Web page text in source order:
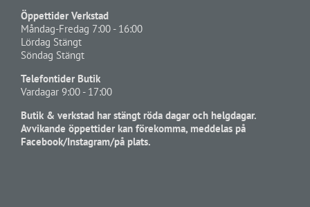
Öppettider Verkstad
Måndag-Fredag 7:00 - 16:00
Lördag Stängt
Söndag Stängt
Telefontider Butik
Vardagar 9:00 - 17:00
Butik & verkstad har stängt röda dagar och helgdagar.
Avvikande öppettider kan förekomma, meddelas på
Facebook/Instagram/på plats.